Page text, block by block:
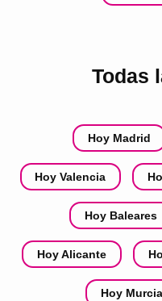
Todas
Hoy Madrid
Hoy Valencia
Hoy Baleares
Hoy Alicante
Hoy Murcia